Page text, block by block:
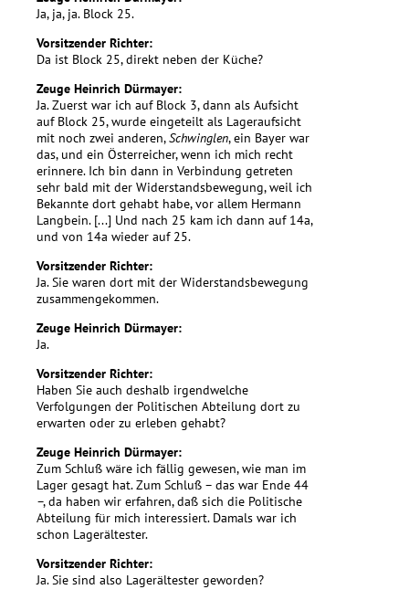
Ja, ja, ja. Block 25.
Vorsitzender Richter:
Da ist Block 25, direkt neben der Küche?
Zeuge Heinrich Dürmayer:
Ja. Zuerst war ich auf Block 3, dann als Aufsicht
auf Block 25, wurde eingeteilt als Lageraufsicht
mit noch zwei anderen,Schwinglen, ein Bayer war
das, und ein Österreicher, wenn ich mich recht
erinnere. Ich bin dann in Verbindung getreten
sehr bald mit der Widerstandsbewegung, weil ich
Bekannte dort gehabt habe, vor allem Hermann
Langbein. [...] Und nach 25 kam ich dann auf 14a,
und von 14a wieder auf 25.
Vorsitzender Richter:
Ja. Sie waren dort mit der Widerstandsbewegung
zusammengekommen.
Zeuge Heinrich Dürmayer:
Ja.
Vorsitzender Richter:
Haben Sie auch deshalb irgendwelche
Verfolgungen der Politischen Abteilung dort zu
erwarten oder zu erleben gehabt?
Zeuge Heinrich Dürmayer:
Zum Schluß wäre ich fällig gewesen, wie man im
Lager gesagt hat. Zum Schluß – das war Ende 44
–, da haben wir erfahren, daß sich die Politische
Abteilung für mich interessiert. Damals war ich
schon Lagerältester.
Vorsitzender Richter:
Ja. Sie sind also Lagerältester geworden?